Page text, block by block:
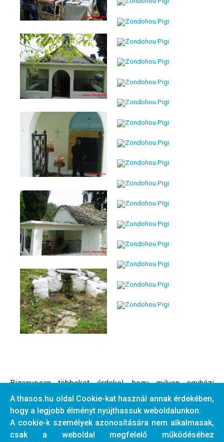
Bizonyosan többeket érdekel, hogy milyen egyházi
ünnepek vannak az egész görög ortodox világban.
Ünnepek:
A búcsúk dátumok szerint itt görögül vannak feltüntetve.
A thasos.hu oldal Cookie-kat használ annak érdekében,
hogy a legjobb élményt nyújthassuk weboldalunkon.
A cookie-k személyek azonosítására nem alkalmasak,
csak a weboldal megfelelő működéséhez